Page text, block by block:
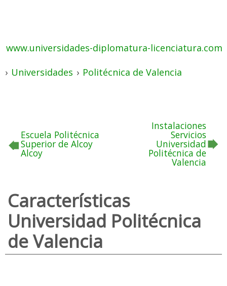
www.universidades-diplomatura-licenciatura.com
› Universidades › Politécnica de Valencia
Escuela Politécnica
Superior de Alcoy
Alcoy
Instalaciones
Servicios
Universidad
Politécnica de
Valencia
Características
Universidad Politécnica
de Valencia